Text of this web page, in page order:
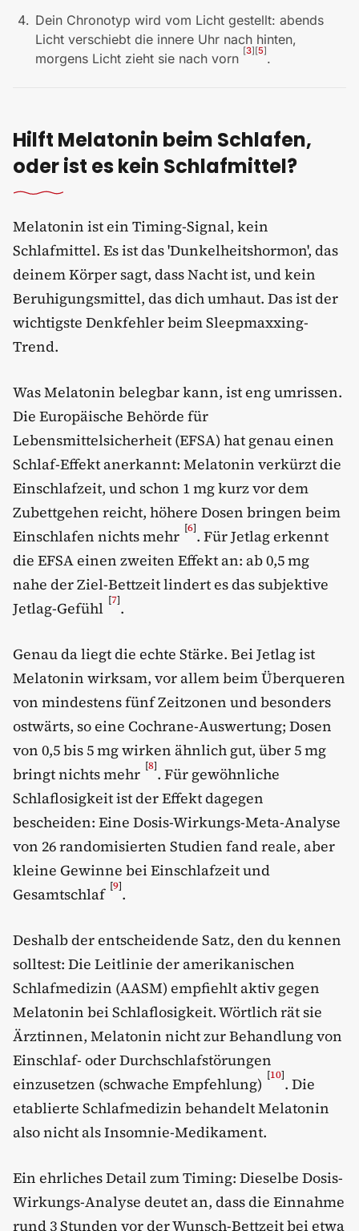
Dein Chronotyp wird vom Licht gestellt: abends
Licht verschiebt die innere Uhr nach hinten,
morgens Licht zieht sie nach vorn [3][5].
Hilft Melatonin beim Schlafen,
oder ist es kein Schlafmittel?
Melatonin ist ein Timing-Signal, kein
Schlafmittel. Es ist das 'Dunkelheitshormon', das
deinem Körper sagt, dass Nacht ist, und kein
Beruhigungsmittel, das dich umhaut. Das ist der
wichtigste Denkfehler beim Sleepmaxxing-
Trend.
Was Melatonin belegbar kann, ist eng umrissen.
Die Europäische Behörde für
Lebensmittelsicherheit (EFSA) hat genau einen
Schlaf-Effekt anerkannt: Melatonin verkürzt die
Einschlafzeit, und schon 1 mg kurz vor dem
Zubettgehen reicht, höhere Dosen bringen beim
Einschlafen nichts mehr [6]. Für Jetlag erkennt
die EFSA einen zweiten Effekt an: ab 0,5 mg
nahe der Ziel-Bettzeit lindert es das subjektive
Jetlag-Gefühl [7].
Genau da liegt die echte Stärke. Bei Jetlag ist
Melatonin wirksam, vor allem beim Überqueren
von mindestens fünf Zeitzonen und besonders
ostwärts, so eine Cochrane-Auswertung; Dosen
von 0,5 bis 5 mg wirken ähnlich gut, über 5 mg
bringt nichts mehr [8]. Für gewöhnliche
Schlaflosigkeit ist der Effekt dagegen
bescheiden: Eine Dosis-Wirkungs-Meta-Analyse
von 26 randomisierten Studien fand reale, aber
kleine Gewinne bei Einschlafzeit und
Gesamtschlaf [9].
Deshalb der entscheidende Satz, den du kennen
solltest: Die Leitlinie der amerikanischen
Schlafmedizin (AASM) empfiehlt aktiv gegen
Melatonin bei Schlaflosigkeit. Wörtlich rät sie
Ärztinnen, Melatonin nicht zur Behandlung von
Einschlaf- oder Durchschlafstörungen
einzusetzen (schwache Empfehlung) [10]. Die
etablierte Schlafmedizin behandelt Melatonin
also nicht als Insomnie-Medikament.
Ein ehrliches Detail zum Timing: Dieselbe Dosis-
Wirkungs-Analyse deutet an, dass die Einnahme
rund 3 Stunden vor der Wunsch-Bettzeit bei etwa